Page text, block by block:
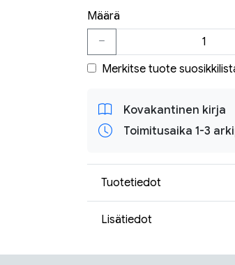
Määrä
Merkitse tuote
Kovakantinen kirja
Toimitusaika 1-3
Tuotetiedot
Lisätiedot